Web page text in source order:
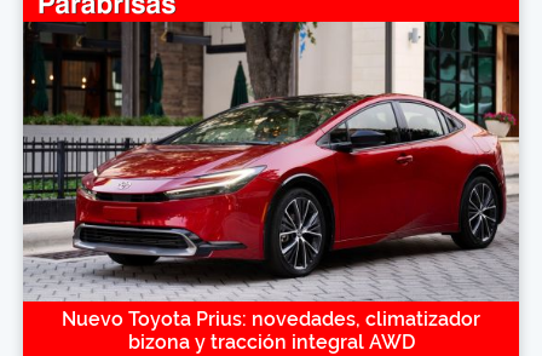
Nuevo Toyota Prius: novedades, climatizador
bizona y tracción integral AWD